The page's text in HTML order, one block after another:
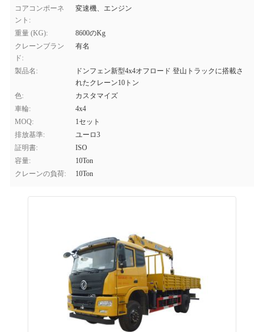
コアコンポーネ
ント:
変速機、エンジン
重量 (KG):
8600のKg
クレーンブラン
ド:
有名
製品名:
ドンフェン新型4x4オフロード 登山トラックに搭載さ
れたクレーン10トン
色:
カスタマイズ
車輪:
4x4
MOQ:
1セット
排放基準:
ユーロ3
証明書:
ISO
容量:
10Ton
クレーンの負荷:
10Ton